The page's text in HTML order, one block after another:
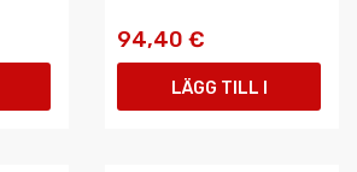
94,40 €
LÄGG TILL I